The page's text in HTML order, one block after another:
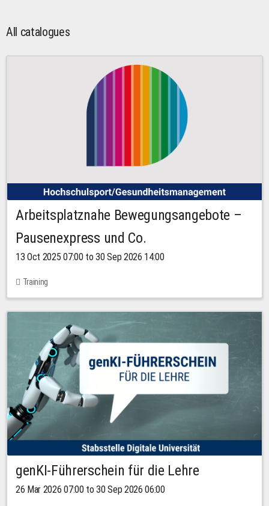
All catalogues
Arbeitsplatznahe Bewegungsangebote –
Pausenexpress und Co.
13 Oct 2025 07:00 to 30 Sep 2026 14:00
Training
genKI-Führerschein für die Lehre
26 Mar 2026 07:00 to 30 Sep 2026 06:00